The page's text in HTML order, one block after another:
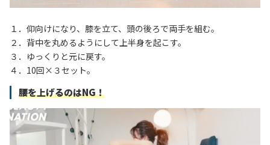
１．仰向けになり、膝を立て、頭の後ろで両手を組む。
２．背中を丸めるようにして上半身を起こす。
３．ゆっくりと元に戻す。
４．10回×３セット。
腰を上げるのはNG！